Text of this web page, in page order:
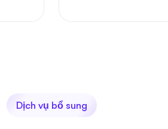
Dịch vụ bổ sung